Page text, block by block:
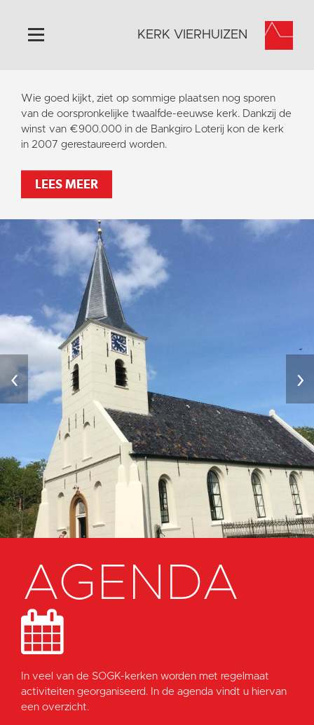
Home
Algemeen
Historie
Activiteiten
Contact
Vaktaal
KERK VIERHUIZEN
Wie goed kijkt, ziet op sommige plaatsen nog sporen
van de oorspronkelijke twaalfde-eeuwse kerk. Dankzij de
winst van €900.000 in de Bankgiro Loterij kon de kerk
in 2007 gerestaureerd worden.
LEES MEER
‹ ›
AGENDA
In veel van de SOGK-kerken worden met regelmaat
activiteiten georganiseerd. In de agenda vindt u hiervan
een overzicht.